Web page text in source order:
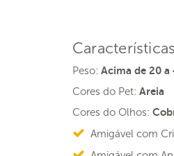
Características
Peso: Acima de 20 a
Cores do Pet: Areia
Cores do Olhos:
Amigável com